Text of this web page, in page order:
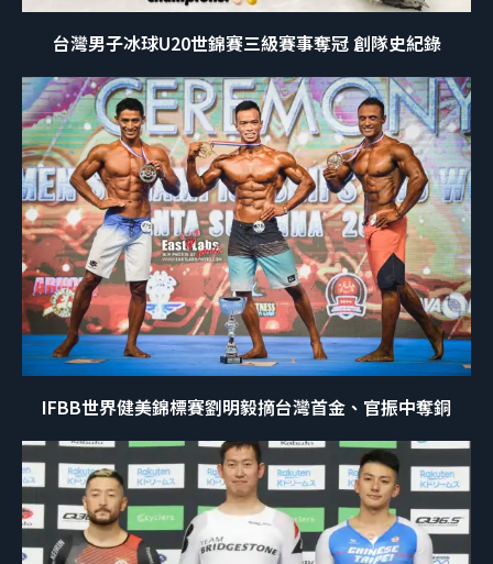
台灣男子冰球U20世錦賽三級賽事奪冠 創隊史紀錄
IFBB世界健美錦標賽劉明毅摘台灣首金、官振中奪銅